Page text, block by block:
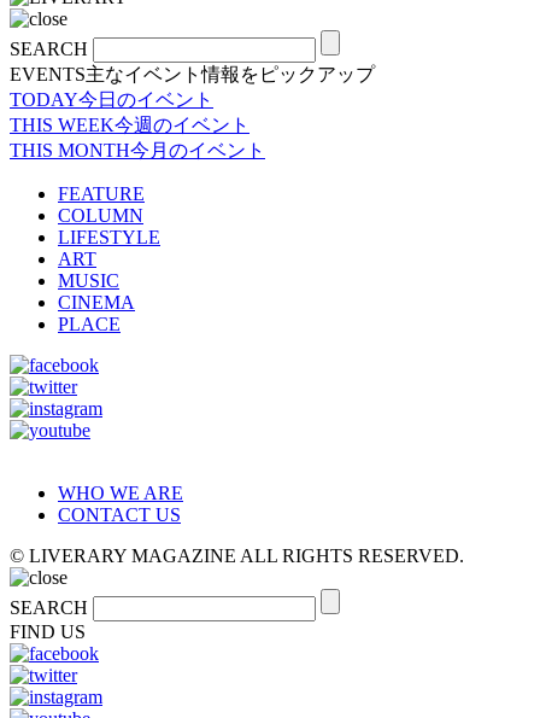
SEARCH
EVENTS主なイベント情報をピックアップ
TODAY今日のイベント
THIS WEEK今週のイベント
THIS MONTH今月のイベント
FEATURE
COLUMN
LIFESTYLE
ART
MUSIC
CINEMA
PLACE
WHO WE ARE
CONTACT US
© LIVERARY MAGAZINE ALL RIGHTS RESERVED.
SEARCH
FIND US